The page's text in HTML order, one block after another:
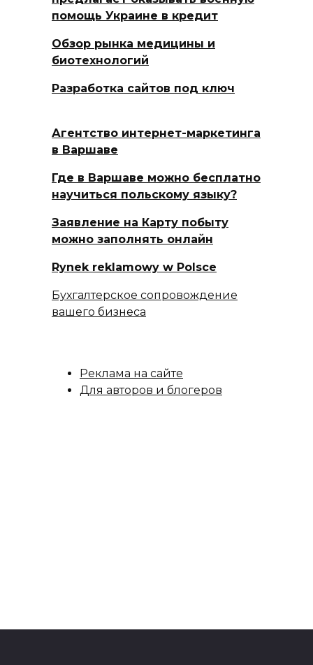
помощь Украине в кредит
Обзор рынка медицины и
биотехнологий
Разработка сайтов под ключ
Агентство интернет-маркетинга
в Варшаве
Где в Варшаве можно бесплатно
научиться польскому языку?
Заявление на Карту побыту
можно заполнять онлайн
Rynek reklamowy w Polsce
Бухгалтерское сопровождение
вашего бизнеса
Реклама на сайте
Для авторов и блогеров